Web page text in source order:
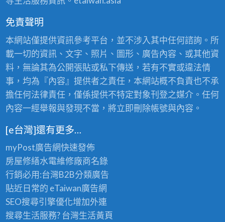
免責聲明
本網站僅提供資訊參考平台，並不涉入其中任何諮詢。所
載一切的資訊、文字、照片、圖形、廣告內容、或其他資
料，無論其為公開張貼或私下傳送，若有不實或違法情
事，均為『內容』提供者之責任，本網站概不負責也不承
擔任何法律責任，僅係提供不特定對象刊登之媒介。任何
內容一經舉報與發現不當，將立即刪除帳號與內容。
[e台灣]還有更多…
myPost廣告網快速發佈
房屋修繕水電維修廠商名錄
行銷必用:台灣B2B分類廣告
貼近日常的 eTaiwan廣告網
SEO搜尋引擎優化增加外連
搜尋生活服務? 台灣生活黃頁